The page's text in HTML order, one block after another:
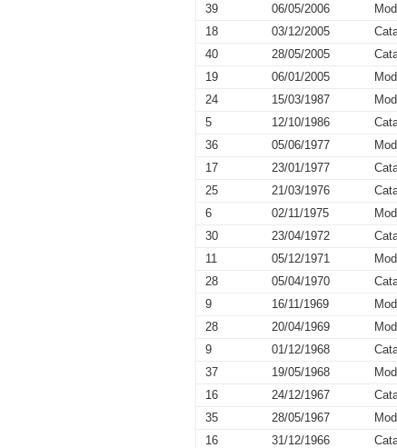
39
06/05/2006
18
03/12/2005
40
28/05/2005
19
06/01/2005
24
15/03/1987
5
12/10/1986
36
05/06/1977
17
23/01/1977
25
21/03/1976
6
02/11/1975
30
23/04/1972
11
05/12/1971
28
05/04/1970
9
16/11/1969
28
20/04/1969
9
01/12/1968
37
19/05/1968
16
24/12/1967
35
28/05/1967
16
31/12/1966